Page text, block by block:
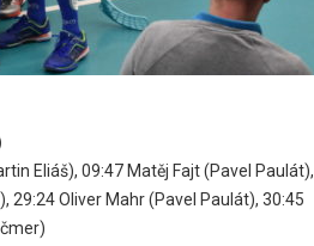
Eliáš), 09:47 Matěj Fajt(Pavel Paulát),
, 29:24Oliver Mahr(Pavel Paulát), 30:45